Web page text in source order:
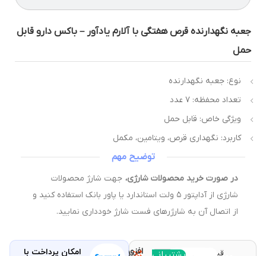
نگهدارنده قرص هفتگی با آلارم یادآور – باکس دارو قابل
نوع: جعبه نگهدارنده
تعداد محفظه: ۷ عدد
ویژگی خاص: قابل حمل
کاربرد: نگهداری قرص، ویتامین، مکمل
توضیح مهم
در صورت خرید محصولات شارژی،جهت شارژ محصولات
شارژی از آداپتور ۵ ولت استاندارد یا پاور بانک استفاده کنید و
از اتصال آن به شارژرهای فست شارژ خودداری نمایید.
قیمت و
با خرید
افزودنمقایسه
امکان پرداخت با